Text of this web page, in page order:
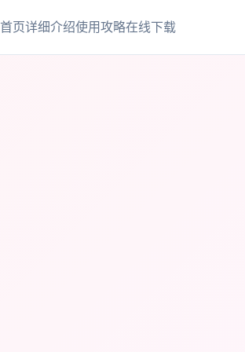
首页详细介绍使用攻略在线下载